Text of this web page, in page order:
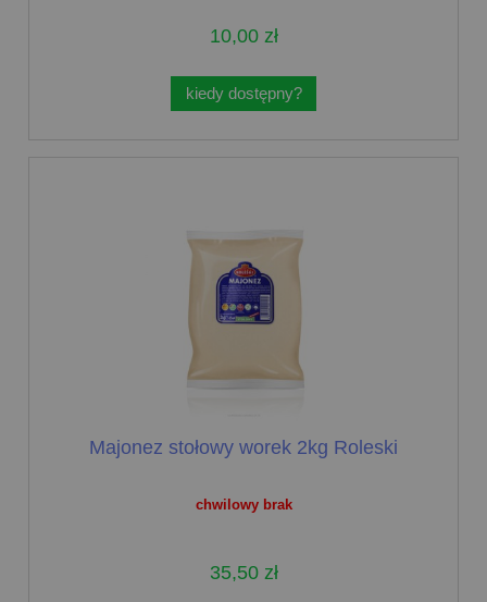
10,00 zł
kiedy dostępny?
chwilowy brak
Majonez stołowy worek 2kg Roleski
35,50 zł